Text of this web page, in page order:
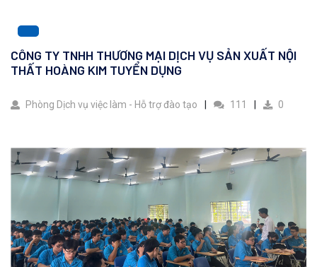
CÔNG TY TNHH THƯƠNG MẠI DỊCH VỤ SẢN XUẤT NỘI
THẤT HOÀNG KIM TUYỂN DỤNG
Phòng Dịch vụ việc làm - Hỗ trợ đào tạo 111 0